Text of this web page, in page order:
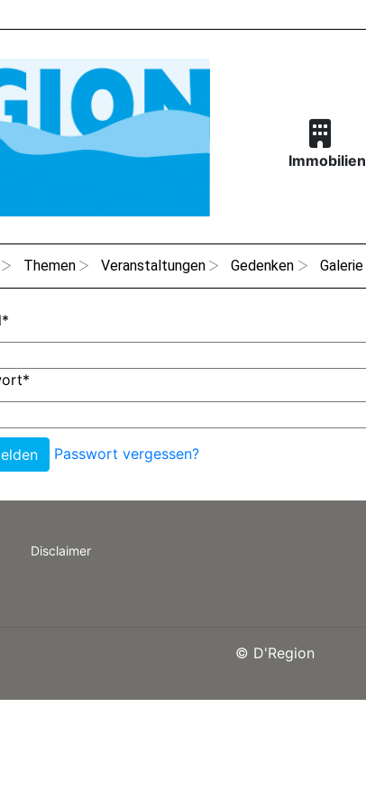
Immobilien
Themen Veranstaltungen Gedenken Galerie
*
*
Passwort vergessen?
Disclaimer
© D'Region